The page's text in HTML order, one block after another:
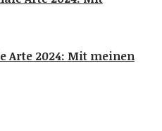
Arte 2024: Mit meinen